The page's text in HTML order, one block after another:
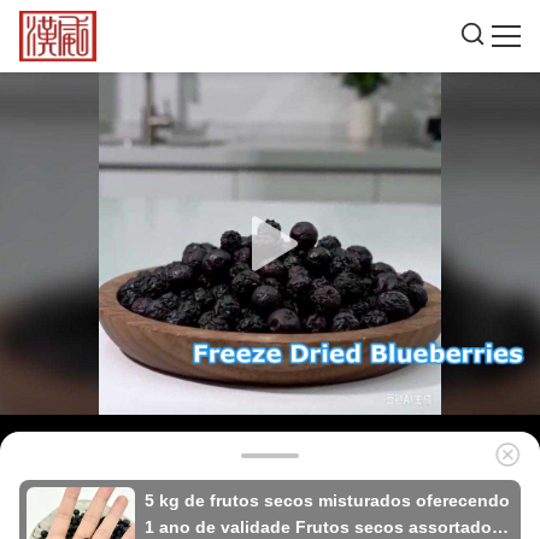
5 kg de frutos secos misturados oferecendo
1 ano de validade Frutos secos assortados